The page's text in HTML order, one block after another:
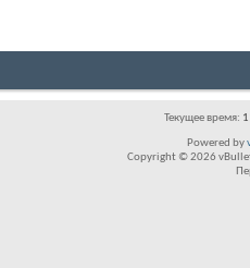
Текущее время:
Powered by
Copyright © 2026